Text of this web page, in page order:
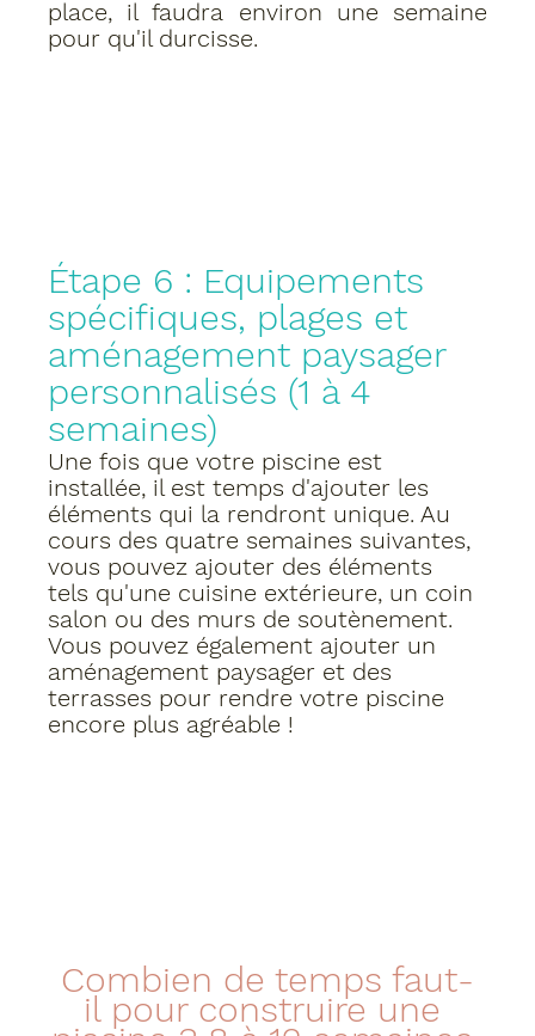
place, il faudra environ une semaine
pour qu'il durcisse.
Étape 6 : Equipements
spécifiques, plages et
aménagement paysager
personnalisés (1 à 4
semaines)
Une fois que votre piscine est
installée, il est temps d'ajouter les
éléments qui la rendront unique. Au
cours des quatre semaines suivantes,
vous pouvez ajouter des éléments
tels qu'une cuisine extérieure, un coin
salon ou des murs de soutènement.
Vous pouvez également ajouter un
aménagement paysager et des
terrasses pour rendre votre piscine
encore plus agréable !
Combien de temps faut-
il pour construire une